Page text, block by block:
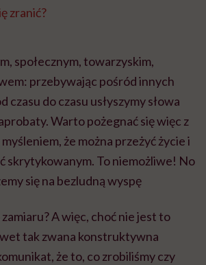
zranić?
społecznym, towarzyskim,
przebywając pośród innych
czasu do czasu usłyszymy słowa
Warto pożegnać się więc z
że można przeżyć życie i
skrytykowanym. To niemożliwe! No
się na bezludną wyspę
A więc, choć nie jest to
tak zwana konstruktywna
że to, co zrobiliśmy czy